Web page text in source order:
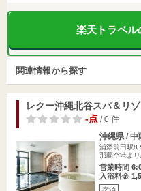
楽天トラベル
関連情報から探す
レクー沖縄北谷スパ＆リゾ
-点/ 0 件
沖縄県 / 中
浦添前田駅
那覇空港よ
営業時間
入浴料金